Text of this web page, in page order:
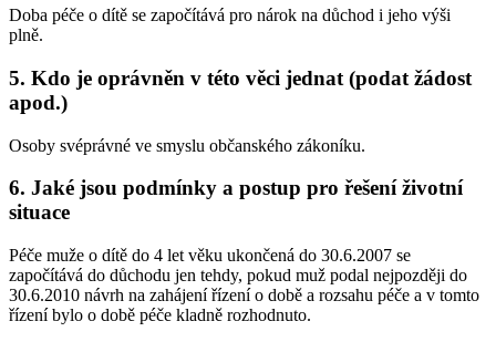
Doba péče o dítě se započítává pro nárok na důchod i jeho výši
plně.
5. Kdo je oprávněn v této věci jednat (podat žádost
apod.)
Osoby svéprávné ve smyslu občanského zákoníku.
6. Jaké jsou podmínky a postup pro řešení životní
situace
Péče muže o dítě do 4 let věku ukončená do 30.6.2007 se
započítává do důchodu jen tehdy, pokud muž podal nejpozději do
30.6.2010 návrh na zahájení řízení o době a rozsahu péče a v tomto
řízení bylo o době péče kladně rozhodnuto.